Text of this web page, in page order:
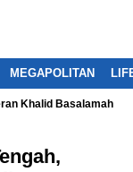
MEGAPOLITAN
Khalid Basalamah